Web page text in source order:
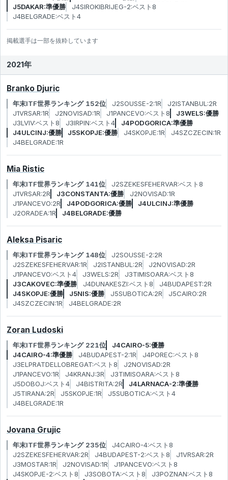
J5DAKAR:準優勝
J4SIROKIBRIJEG-2:ベスト8
J4BELGRADE:ベスト4
掲載選手は一部を抜粋しています
2021年
Branko Djuric
年末ITF世界ランキング 152位 J2SOUSSE-2:1R
J2ISTANBUL:2R
J1VRSAR:1R
J2NOVISAD:1R J1PANCEVO:ベスト8
J3WELS:優勝
J3LVIV:ベスト8
J3IRPIN:ベスト4
J4PODGORICA:準優勝
J4ULCINJ:優勝
J5SKOPJE:優勝 J4SKOPJE:1R
J4SZCZECIN:1R
J4BELGRADE:1R
Mia Ristic
年末ITF世界ランキング 141位
J2SZEKESFEHERVAR:ベスト8
J1VRSAR:2R
J3CONSTANTA:優勝
J2NOVISAD:1R
J1PANCEVO:2R
J4PODGORICA:優勝
J4ULCINJ:準優勝
J2ORADEA:1R
J4BELGRADE:優勝
Aleksa Pisaric
年末ITF世界ランキング 148位
J2SOUSSE-2:2R
J2SZEKESFEHERVAR:1R
J2ISTANBUL:2R
J2NOVISAD:2R
J1PANCEVO:ベスト4
J3WELS:2R
J3TIMISOARA:ベスト8
J3CAKOVEC:準優勝
J4DUNAKESZI:ベスト8
J4BUDAPEST:2R
J4SKOPJE:優勝
J5NIS:優勝 J5SUBOTICA:2R
J5CAIRO:2R
J4SZCZECIN:1R
J4BELGRADE:2R
Zoran Ludoski
年末ITF世界ランキング 221位
J4CAIRO-5:優勝
J4CAIRO-4:準優勝
J4BUDAPEST-2:1R
J4POREC:ベスト8
J3ELPRATDELLOBREGAT:ベスト8
J2NOVISAD:2R
J1PANCEVO:1R
J4KRANJ:3R
J3TIMISOARA:ベスト8
J5DOBOJ:ベスト4
J4BISTRITA:2R
J4LARNACA-2:準優勝
J5TIRANA:2R
J5SKOPJE:1R
J5SUBOTICA:ベスト4
J4BELGRADE:1R
Jovana Grujic
年末ITF世界ランキング 235位
J4CAIRO-4:ベスト8
J2SZEKESFEHERVAR:2R
J4BUDAPEST-2:ベスト8
J1VRSAR:2R
J3MOSTAR:1R
J2NOVISAD:1R
J1PANCEVO:ベスト8
J4SKOPJE-2:ベスト8
J3SOBOTA:ベスト8
J3POZNAN:ベスト8